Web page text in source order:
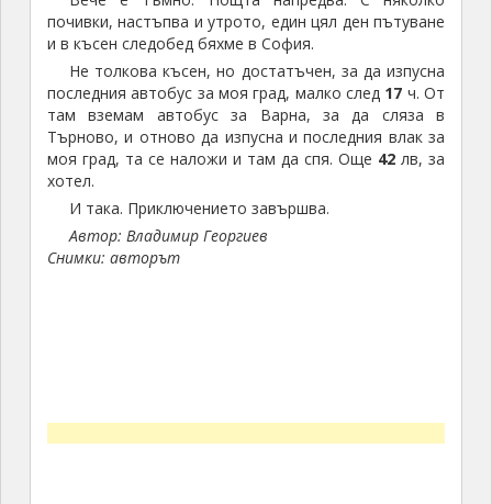
почивки, настъпва и утрото, един цял ден пътуване
и в късен следобед бяхме в София.
Не толкова късен, но достатъчен, за да изпусна
последния автобус за моя град, малко след 17 ч. От
там вземам автобус за Варна, за да сляза в
Търново, и отново да изпусна и последния влак за
моя град, та се наложи и там да спя. Още 42лв, за
хотел.
И така. Приключението завършва.
Автор: Владимир Георгиев
Снимки: авторът